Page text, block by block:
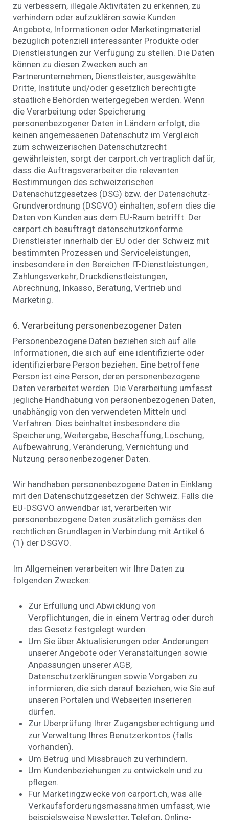
zu verbessern, illegale Aktivitäten zu erkennen, zu
verhindern oder aufzuklären sowie Kunden
Angebote, Informationen oder Marketingmaterial
bezüglich potenziell interessanter Produkte oder
Dienstleistungen zur Verfügung zu stellen. Die Daten
können zu diesen Zwecken auch an
Partnerunternehmen, Dienstleister, ausgewählte
Dritte, Institute und/oder gesetzlich berechtigte
staatliche Behörden weitergegeben werden. Wenn
die Verarbeitung oder Speicherung
personenbezogener Daten in Ländern erfolgt, die
keinen angemessenen Datenschutz im Vergleich
zum schweizerischen Datenschutzrecht
gewährleisten, sorgt der carport.ch vertraglich dafür,
dass die Auftragsverarbeiter die relevanten
Bestimmungen des schweizerischen
Datenschutzgesetzes (DSG) bzw. der Datenschutz-
Grundverordnung (DSGVO) einhalten, sofern dies die
Daten von Kunden aus dem EU-Raum betrifft. Der
carport.ch beauftragt datenschutzkonforme
Dienstleister innerhalb der EU oder der Schweiz mit
bestimmten Prozessen und Serviceleistungen,
insbesondere in den Bereichen IT-Dienstleistungen,
Zahlungsverkehr, Druckdienstleistungen,
Abrechnung, Inkasso, Beratung, Vertrieb und
Marketing.
6. Verarbeitung personenbezogener Daten
Personenbezogene Daten beziehen sich auf alle
Informationen, die sich auf eine identifizierte oder
identifizierbare Person beziehen. Eine betroffene
Person ist eine Person, deren personenbezogene
Daten verarbeitet werden. Die Verarbeitung umfasst
jegliche Handhabung von personenbezogenen Daten,
unabhängig von den verwendeten Mitteln und
Verfahren. Dies beinhaltet insbesondere die
Speicherung, Weitergabe, Beschaffung, Löschung,
Aufbewahrung, Veränderung, Vernichtung und
Nutzung personenbezogener Daten.
Wir handhaben personenbezogene Daten in Einklang
mit den Datenschutzgesetzen der Schweiz. Falls die
EU-DSGVO anwendbar ist, verarbeiten wir
personenbezogene Daten zusätzlich gemäss den
rechtlichen Grundlagen in Verbindung mit Artikel 6
(1) der DSGVO.
Im Allgemeinen verarbeiten wir Ihre Daten zu
folgenden Zwecken:
Zur Erfüllung und Abwicklung von
Verpflichtungen, die in einem Vertrag oder durch
das Gesetz festgelegt wurden.
Um Sie über Aktualisierungen oder Änderungen
unserer Angebote oder Veranstaltungen sowie
Anpassungen unserer AGB,
Datenschutzerklärungen sowie Vorgaben zu
informieren, die sich darauf beziehen, wie Sie auf
unseren Portalen und Webseiten inserieren
dürfen.
Zur Überprüfung Ihrer Zugangsberechtigung und
zur Verwaltung Ihres Benutzerkontos (falls
vorhanden).
Um Betrug und Missbrauch zu verhindern.
Um Kundenbeziehungen zu entwickeln und zu
pflegen.
Für Marketingzwecke von carport.ch, was alle
Verkaufsförderungsmassnahmen umfasst, wie
beispielsweise Newsletter, Telefon, Online-